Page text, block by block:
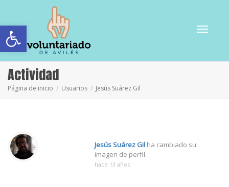
Abrir barra de herramientas
Actividad
Página de inicio Usuarios Jesús Suárez Gil
Jesús Suárez Gil ha cambiado su
imagen de perfil.
hace 13 años